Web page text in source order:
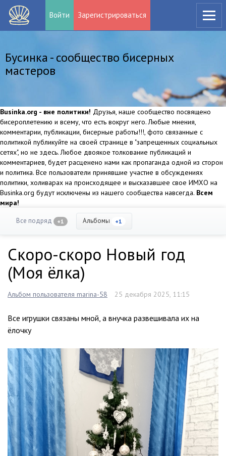
Войти Зарегистрироваться
Бусинка - сообщество бисерных
мастеров
Businka.org - вне политики! Друзья, наше сообщество посвящено
бисероплетению и всему, что есть вокруг него. Любые мнения,
комментарии, публикации, бисерные работы!!!, фото связанные с
политикой публикуйте на своей странице в "запрещенных социальных
сетях", но не здесь. Любое двоякое толкование публикаций и
комментариев, будет расценено нами как пропаганда одной из сторон
и политика. Все пользователи принявшие участие в обсуждениях
политики, холиварах на происходящее и высказавшее свое ИМХО на
Businka.org будут исключены из нашего сообщества навсегда. Всем
мира!
Все подряд +1 Альбомы +1
Скоро-скоро Новый год
(Моя ёлка)
Альбом пользователя marina-58 25 декабря 2025, 11:15
Все игрушки связаны мной, а внучка развешивала их на
ёлочку